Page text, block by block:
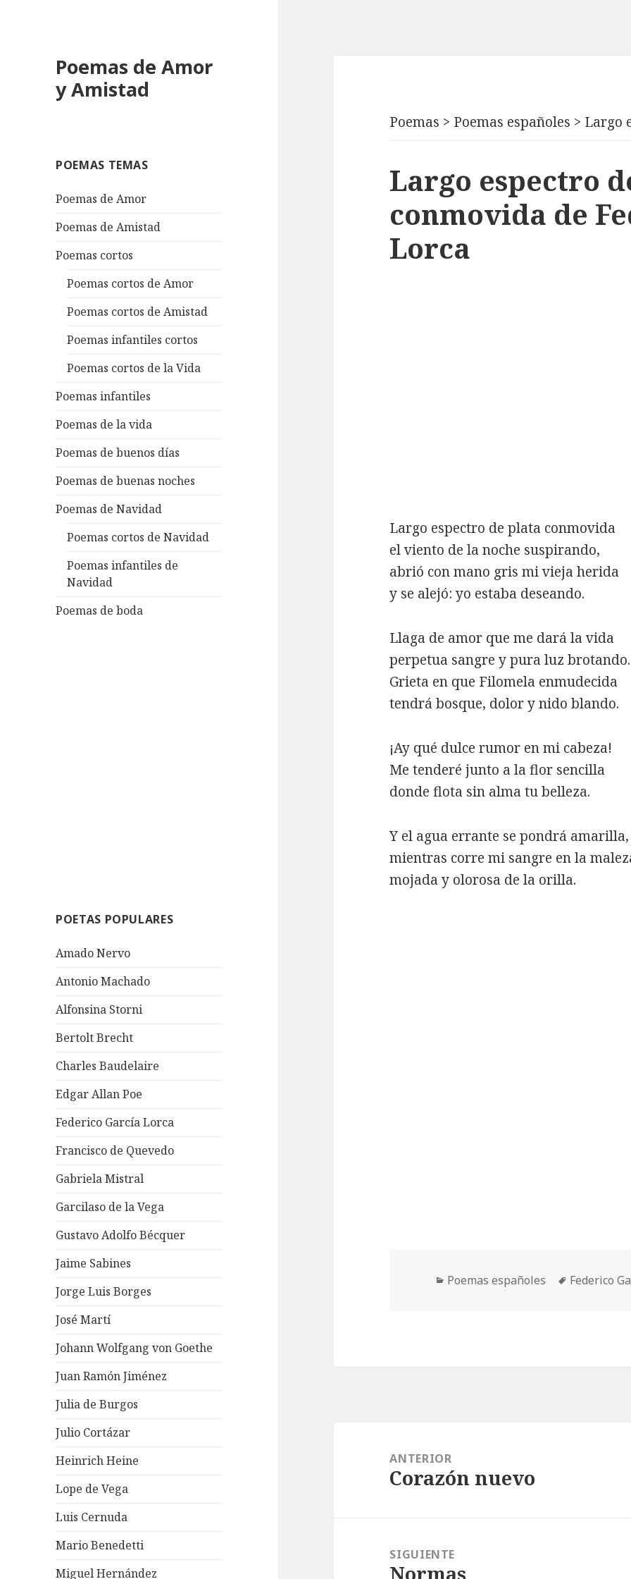
Poemas de Amor
y Amistad
POEMAS TEMAS
Poemas de Amor
Poemas de Amistad
Poemas cortos
Poemas cortos de Amor
Poemas cortos de Amistad
Poemas infantiles cortos
Poemas cortos de la Vida
Poemas infantiles
Poemas de la vida
Poemas de buenos días
Poemas de buenas noches
Poemas de Navidad
Poemas cortos de Navidad
Poemas infantiles de
Navidad
Poemas de boda
POETAS POPULARES
Amado Nervo
Antonio Machado
Alfonsina Storni
Bertolt Brecht
Charles Baudelaire
Edgar Allan Poe
Federico García Lorca
Francisco de Quevedo
Gabriela Mistral
Garcilaso de la Vega
Gustavo Adolfo Bécquer
Jaime Sabines
Jorge Luis Borges
José Martí
Johann Wolfgang von Goethe
Juan Ramón Jiménez
Julia de Burgos
Julio Cortázar
Heinrich Heine
Lope de Vega
Luis Cernuda
Mario Benedetti
Miguel Hernández
Poemas > Poemas españoles > Largo
Largo espectro
conmovida de
Lorca
Largo espectro de plata conmovida
el viento de la noche suspirando,
abrió con mano gris mi vieja herida
y se alejó: yo estaba deseando.
Llaga de amor que me dará la vida
perpetua sangre y pura luz brotando.
Grieta en que Filomela enmudecida
tendrá bosque, dolor y nido blando.
¡Ay qué dulce rumor en mi cabeza!
Me tenderé junto a la flor sencilla
donde flota sin alma tu belleza.
Y el agua errante se pondrá amarilla,
mientras corre mi sangre en la
mojada y olorosa de la orilla.
Categorías
Poemas españoles Etiquetas
Federico
entradas
ANTERIOR
Entrada
Corazón nuevo
SIGUIENTE
Entrada